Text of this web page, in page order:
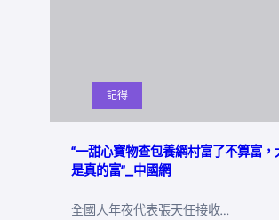
記得
“一甜心寶物查包養網村富了不算富，
是真的富”_中國網
全國人年夜代表張天任接收…